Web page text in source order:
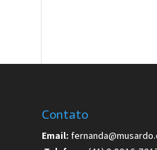
Contato
Email: